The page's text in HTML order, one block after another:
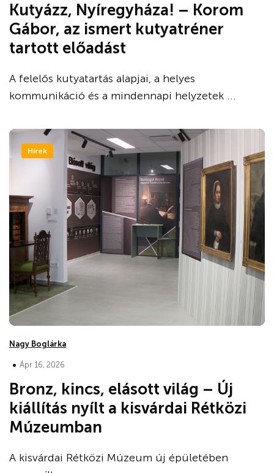
Kutyázz, Nyíregyháza! – Korom
Gábor, az ismert kutyatréner
tartott előadást
A felelős kutyatartás alapjai, a helyes
kommunikáció és a mindennapi helyzetek ...
Hírek
Nagy Boglárka
• Ápr 16, 2026
Bronz, kincs, elásott világ – Új
kiállítás nyílt a kisvárdai Rétközi
Múzeumban
A kisvárdai Rétközi Múzeum új épületében